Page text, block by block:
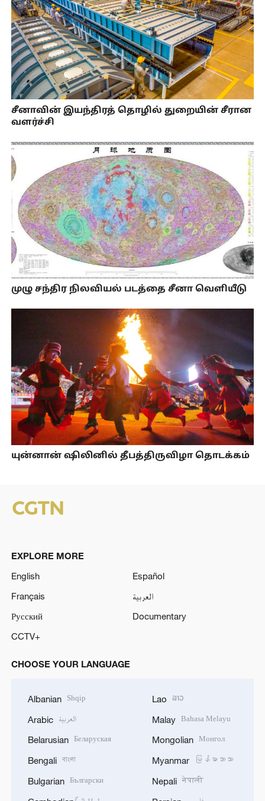
சீனாவின் இயந்திரத் தொழில் துறையின் சீரான
வளர்ச்சி
முழு சந்திர நிலவியல் படத்தை சீனா வெளியீடு
யுன்னான் ஷிலினில் தீபத்திருவிழா தொடக்கம்
EXPLORE MORE
English
Español
Français
العربية
Русский
Documentary
CCTV+
CHOOSE YOUR LANGUAGE
Albanian Shqip
Arabic العربية
Belarusian Беларуская
Bengali বাংলা
Bulgarian Български
Lao ລາວ
Malay Bahasa Melayu
Mongolian Монгол
Myanmar မြန်မာဘာသာ
Nepali नेपाली